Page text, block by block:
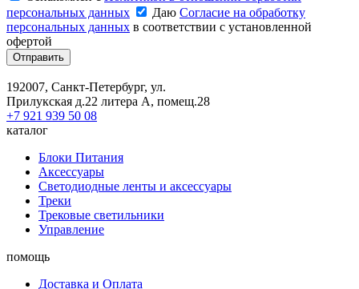
персональных данных
Даю Согласие на обработку
персональных данных в соответствии с установленной
офертой
Отправить
192007, Санкт-Петербург, ул.
Прилукская д.22 литера А, помещ.28
+7 921 939 50 08
каталог
Блоки Питания
Аксессуары
Светодиодные ленты и аксессуары
Треки
Трековые светильники
Управление
помощь
Доставка и Оплата